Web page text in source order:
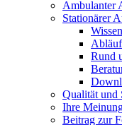
Ambulanter
Stationärer
Rund
Qualität und
Ihre
Beitrag zur